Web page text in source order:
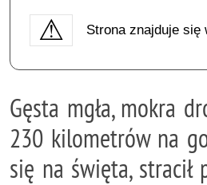
Strona znajduje się
Gęsta mgła, mokra
230 kilometrów na
się na święta, stracił